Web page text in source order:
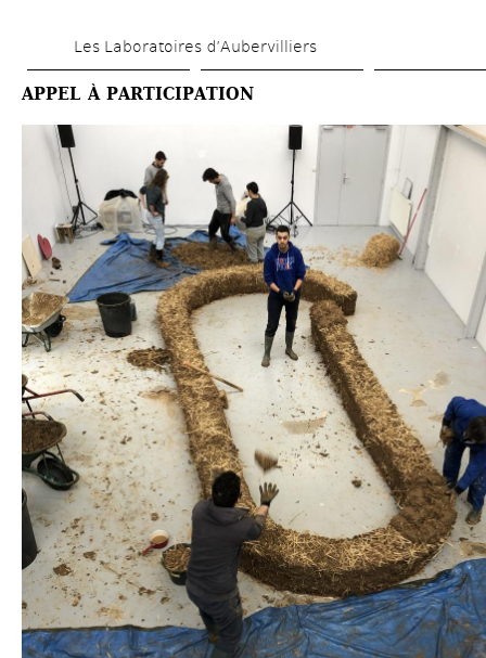
au
contenu
Les Laboratoires d’Aubervilliers
APPEL À PARTICIPATION